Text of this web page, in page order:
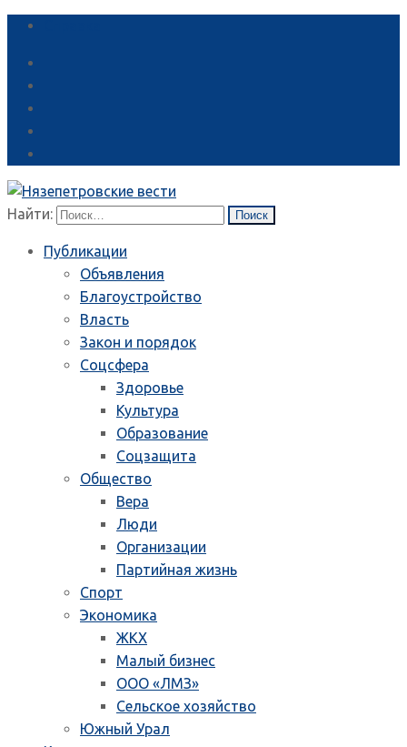
Найти:
Публикации
Объявления
Благоустройство
Власть
Закон и порядок
Соцсфера
Здоровье
Культура
Образование
Соцзащита
Общество
Вера
Люди
Организации
Партийная жизнь
Спорт
Экономика
ЖКХ
Малый бизнес
ООО «ЛМЗ»
Сельское хозяйство
Южный Урал